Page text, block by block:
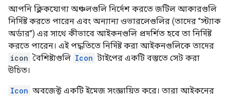
আপনি ক্লিকযোগ্য অঞ্চলগুলি নির্দেশ করতে জটিল আকারগুলি
নির্দিষ্ট করতে পারেন এবং অন্যান্য ওভারলেগুলির (তাদের "স্ট্যাক
অর্ডার") এর সাথে কীভাবে আইকনগুলি প্রদর্শিত হবে তা নির্দিষ্ট
করতে পারেন। এই পদ্ধতিতে নির্দিষ্ট করা আইকনগুলিকে তাদের
icon বৈশিষ্ট্যগুলি Icon টাইপের একটি বস্তুতে সেট করা
উচিত।
Icon অবজেক্ট একটি ইমেজ সংজ্ঞায়িত করে। তারা আইকনের